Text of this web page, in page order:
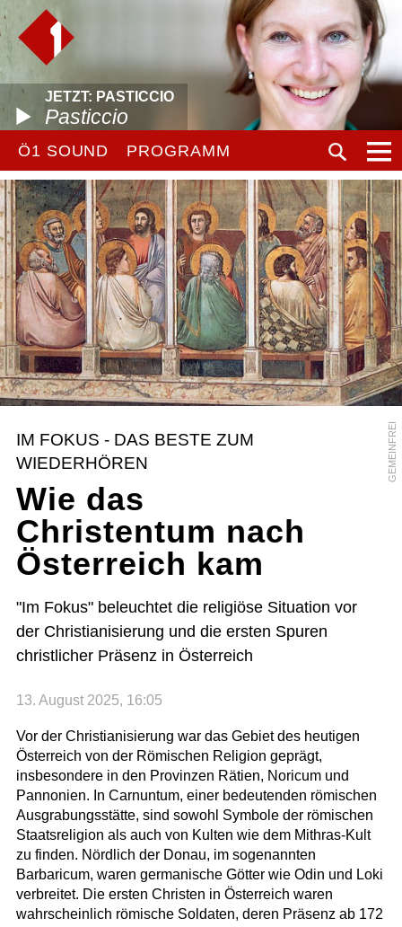
JETZT: PASTICCIO
Pasticcio
Ö1 SOUND PROGRAMM
GEMEINFREI
IM FOKUS - DAS BESTE ZUM
WIEDERHÖREN
Wie das
Christentum nach
Österreich kam
"Im Fokus" beleuchtet die religiöse Situation vor
der Christianisierung und die ersten Spuren
christlicher Präsenz in Österreich
13. August 2025, 16:05
Vor der Christianisierung war das Gebiet des heutigen
Österreich von der Römischen Religion geprägt,
insbesondere in den Provinzen Rätien, Noricum und
Pannonien. In Carnuntum, einer bedeutenden römischen
Ausgrabungsstätte, sind sowohl Symbole der römischen
Staatsreligion als auch von Kulten wie dem Mithras-Kult
zu finden. Nördlich der Donau, im sogenannten
Barbaricum, waren germanische Götter wie Odin und Loki
verbreitet. Die ersten Christen in Österreich waren
wahrscheinlich römische Soldaten, deren Präsenz ab 172